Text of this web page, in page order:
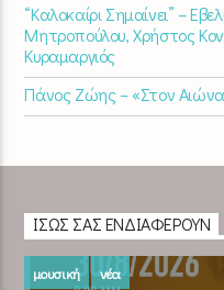
“Καλοκαίρι Σημαίνει” –
Μητροπούλου, Χρήστος
Κυραμαργιός
Πάνος Ζώης – «Στον
ΊΣΩΣ ΣΑΣ ΕΝΔΙΑΦΈΡΟΥΝ
μουσική νέα